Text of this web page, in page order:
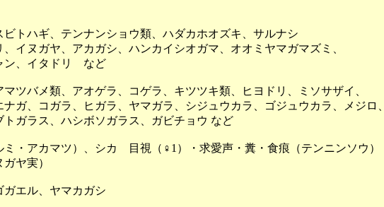
トハギ、テンナンショウ類、ハダカホオズキ、サルナシ
ヌガヤ、アカガシ、ハンカイシオガマ、オオミヤマガマズミ、
、イタドリ など
ツバメ類、アオゲラ、コゲラ、キツツキ類、ヒヨドリ、ミソサザイ、
、コガラ、ヒガラ、ヤマガラ、シジュウカラ、ゴジュウカラ、メジロ、
ラス、ハシボソガラス、ガビチョウ など
ミ・アカマツ）、シカ 目視（♀1）・求愛声・糞・食痕（テンニンソウ）
実）
エル、ヤマカガシ